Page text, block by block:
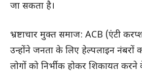
जा सकता है।
भ्रष्टाचार मुक्त समाज: ACB (एंटी
उन्होंने जनता के लिए हेल्पलाइन नंबरों
लोगों को निर्भीक होकर शिकायत करने